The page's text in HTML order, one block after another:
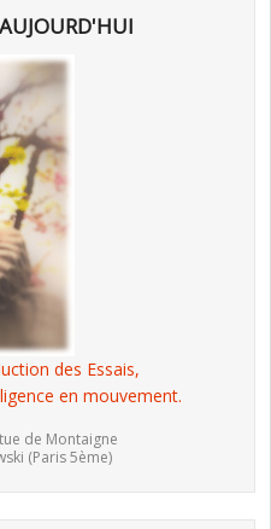
des Essais,
en mouvement.
de Montaigne
(Paris 5ème)